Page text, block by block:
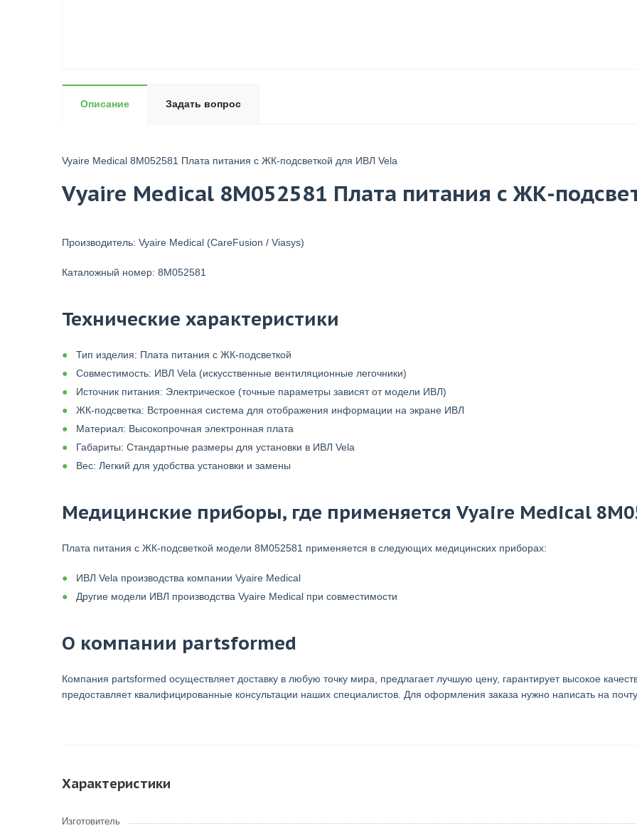
Описание Задать вопрос
Vyaire Medical 8M052581 Плата питания с ЖК-подсветкой для ИВЛ Vela
Vyaire Medical 8M052581 Плата питания с ЖК-
Производитель: Vyaire Medical (CareFusion / Viasys)
Каталожный номер: 8M052581
Технические характеристики
Тип изделия: Плата питания с ЖК-подсветкой
Совместимость: ИВЛ Vela (искусственные вентиляционные легочники)
Источник питания: Электрическое (точные параметры зависят от модели ИВЛ)
ЖК-подсветка: Встроенная система для отображения информации на экране ИВЛ
Материал: Высокопрочная электронная плата
Габариты: Стандартные размеры для установки в ИВЛ Vela
Вес: Легкий для удобства установки и замены
Медицинские приборы, где применяется Vyaire Medical
Плата питания с ЖК-подсветкой модели 8M052581 применяется в следующих медицинских приборах:
ИВЛ Vela производства компании Vyaire Medical
Другие модели ИВЛ производства Vyaire Medical при совместимости
О компании partsformed
Компания partsformed осуществляет доставку в любую точку мира, предлагает лучшую цену, гарантирует высокое
предоставляет квалифицированные консультации наших специалистов. Для оформления заказа нужно написать на почту
Характеристики
Изготовитель